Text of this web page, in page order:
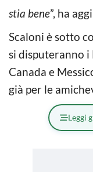
stia bene”, ha
Scaloni è sotto
si disputeranno
Canada e
già per le
Leggi